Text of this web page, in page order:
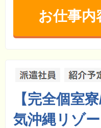
お仕事内
【完全個室
気沖縄リゾ